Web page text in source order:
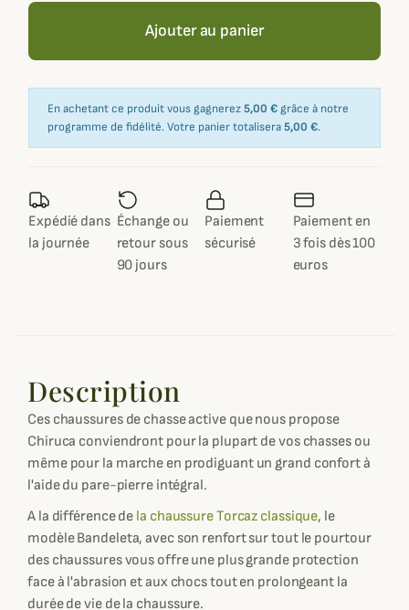
Ajouter au panier
En achetant ce produit vous gagnerez5,00 € grâce à notre
programme de fidélité. Votre panier totalisera5,00 €.
Expédié dans
la journée
Échange ou
retour sous
90 jours
Paiement
sécurisé
Paiement en
3 fois dès 100
euros
Description
Ces chaussures de chasse active que nous propose
Chiruca conviendront pour la plupart de vos chasses ou
même pour la marche en prodiguant un grand confort à
l'aide du pare-pierre intégral.
A la différence de la chaussure Torcaz classique, le
modèle Bandeleta, avec son renfort sur tout le pourtour
des chaussures vous offre une plus grande protection
face à l'abrasion et aux chocs tout en prolongeant la
durée de vie de la chaussure.